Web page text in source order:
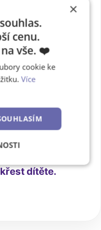
s
a precizní
dělají
dítěte.
×
cenu.
na vše. ❤️
cookie ke
Více
Soubory
cílení